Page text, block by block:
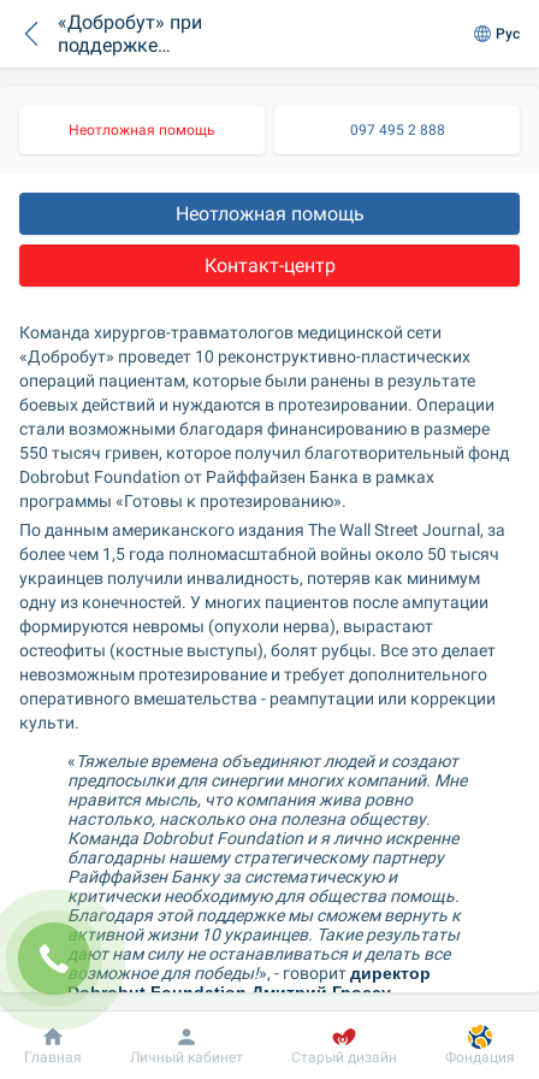
«Добробут» при
поддержке
Райффайзен Банка
украинцев,
потерявших
Рус
Неотложная помощь 097 495 2 888
Неотложная помощь
Контакт-центр
Команда хирургов-травматологов медицинской сети
«Добробут» проведет 10 реконструктивно-пластических
операций пациентам, которые были ранены в результате
боевых действий и нуждаются в протезировании. Операции
стали возможными благодаря финансированию в размере
550 тысяч гривен, которое получил благотворительный фонд
Dobrobut Foundation от Райффайзен Банка в рамках
программы «Готовы к протезированию».
По данным американского издания The Wall Street Journal, за
более чем 1,5 года полномасштабной войны около 50 тысяч
украинцев получили инвалидность, потеряв как минимум
одну из конечностей. У многих пациентов после ампутации
формируются невромы (опухоли нерва), вырастают
остеофиты (костные выступы), болят рубцы. Все это делает
невозможным протезирование и требует дополнительного
оперативного вмешательства - реампутации или коррекции
культи.
«Тяжелые времена объединяют людей и создают
предпосылки для синергии многих компаний. Мне
нравится мысль, что компания жива ровно
настолько, насколько она полезна обществу.
Команда Dobrobut Foundation и я лично искренне
благодарны нашему стратегическому партнеру
Райффайзен Банку за систематическую и
критически необходимую для общества помощь.
Благодаря этой поддержке мы сможем вернуть к
активной жизни 10 украинцев. Такие результаты
дают нам силу не останавливаться и делать все
возможное для победы!», - говорит директор
Dobrobut Foundation Дмитрий Гроссу.
«В условиях войны каждый день становится
испытанием на прочность и устойчивость для
нашего общества. Перед внешней угрозой нет
Добробут Информация Пациенту
Главная Личный кабинет Старый дизайн Фондация